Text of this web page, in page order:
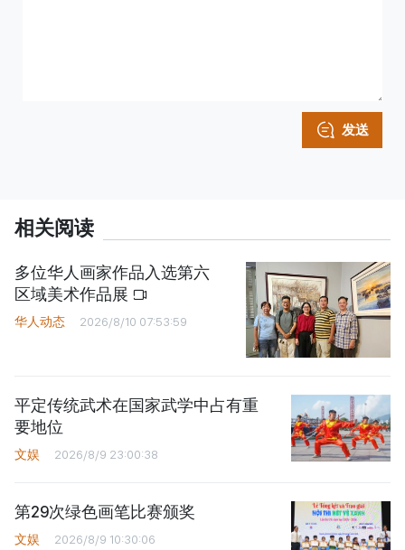
发送
相关阅读
多位华人画家作品入选第六
区域美术作品展
华人动态 2026/8/10 07:53:59
平定传统武术在国家武学中占有重
要地位
文娱 2026/8/9 23:00:38
第29次绿色画笔比赛颁奖
文娱 2026/8/9 10:30:06